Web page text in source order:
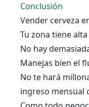
Conclusión
Vender cerveza
Tu zona tiene
No hay
Manejas bien el
No te hará
ingreso mensual